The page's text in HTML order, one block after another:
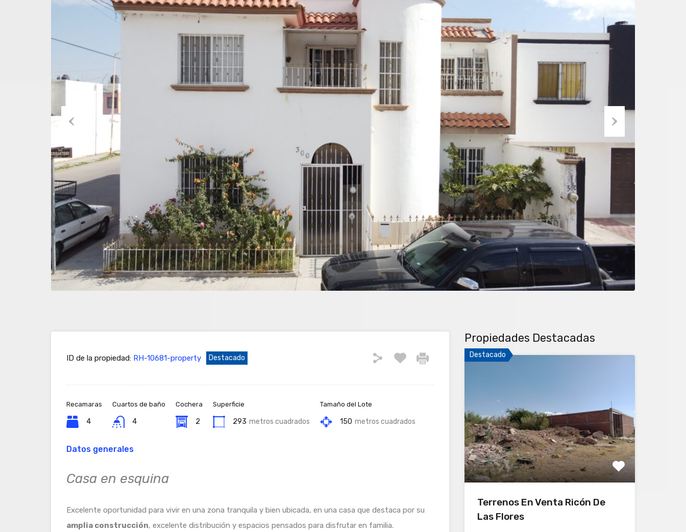
Next
ID de la propiedad: RH-10681-property Destacado
Recamaras
4
Cuartos de baño
4
Cochera
2
Superficie
293 metros cuadrados
Tamaño del Lote
150 metros cuadrados
Datos generales
Casa en esquina
Excelente oportunidad para vivir en una zona tranquila y bien ubicada, en una casa que destaca por su
amplia construcción, excelente distribución y espacios pensados para disfrutar en familia.
Propiedades Destacadas
Destacado
Terrenos En Venta Ricón De
Las Flores